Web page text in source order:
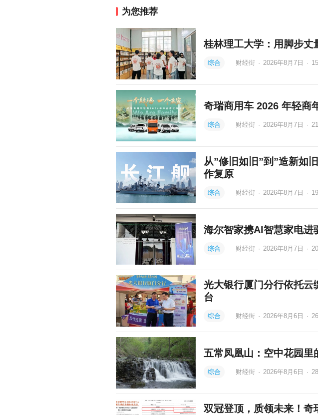
为您推荐
桂林理工大学：用脚步
综合 财经街 · 2026年8月7日 · 15
奇瑞商用车 2026 年轻商
综合 财经街 · 2026年8月7日 · 21
从”修旧如旧”到”造新如
作复原
综合 财经街 · 2026年8月7日 · 19
海尔智家携AI智慧家电进
综合 财经街 · 2026年8月7日 · 20
光大银行厦门分行依托云
台
综合 财经街 · 2026年8月6日 · 26
五常凤凰山：空中花园里
综合 财经街 · 2026年8月6日 · 28
双冠登顶，质领未来！奇